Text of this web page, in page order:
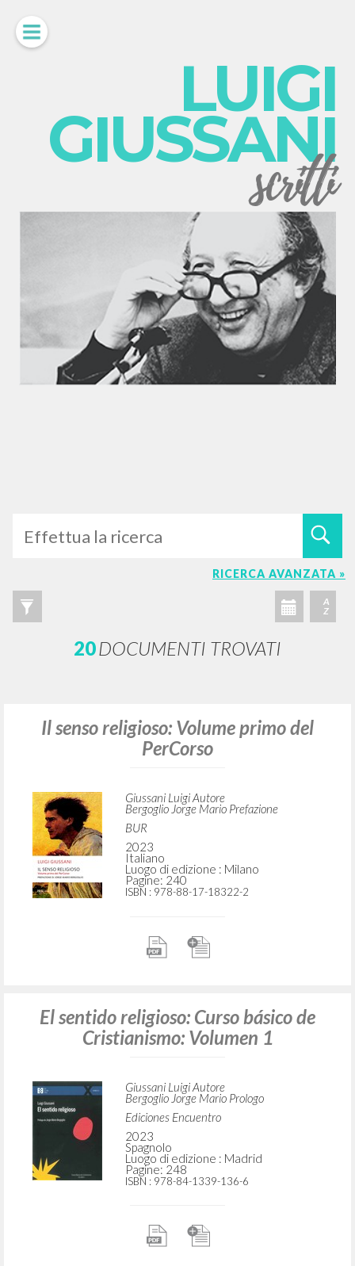
LUIGI
GIUSSANI
scritti
RICERCA AVANZATA »
A
Z
20DOCUMENTI TROVATI
Il senso religioso: Volume primo del
PerCorso
Giussani Luigi Autore
Bergoglio Jorge Mario Prefazione
BUR
2023
Italiano
Luogo di edizione : Milano
Pagine: 240
ISBN : 978-88-17-18322-2
El sentido religioso: Curso básico de
Cristianismo: Volumen 1
Giussani Luigi Autore
Bergoglio Jorge Mario Prologo
Ediciones Encuentro
2023
Spagnolo
Luogo di edizione : Madrid
Pagine: 248
ISBN : 978-84-1339-136-6